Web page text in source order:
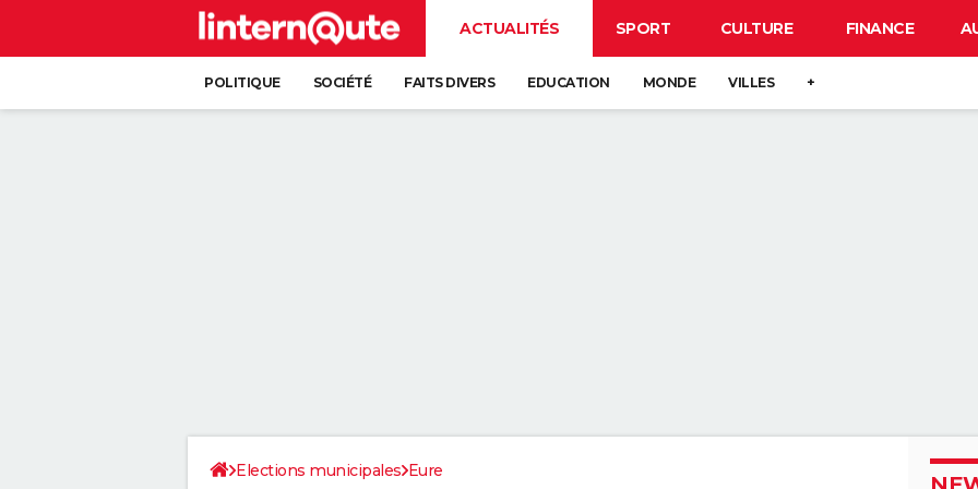
ACTUALITÉS SPORT CULTURE FINANCE
POLITIQUE SOCIÉTÉ FAITS DIVERS EDUCATION MONDE VILLES +
Elections municipales Eure